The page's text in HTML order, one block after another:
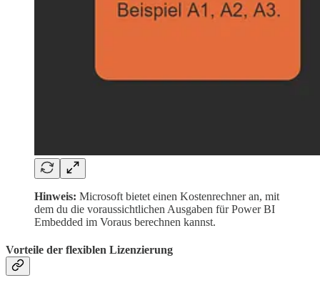
Hinweis: Microsoft bietet einen Kostenrechner an, mit
dem du die voraussichtlichen Ausgaben für Power BI
Embedded im Voraus berechnen kannst.
Vorteile der flexiblen Lizenzierung